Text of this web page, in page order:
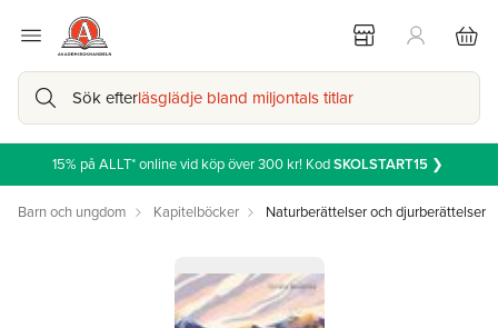
Sök efterläsglädje bland miljontals titlar
15% på ALLT* online vid köp över 300 kr! KodSKOLSTART15❯
Barn och ungdom Kapitelböcker Naturberättelser och djurberättelser